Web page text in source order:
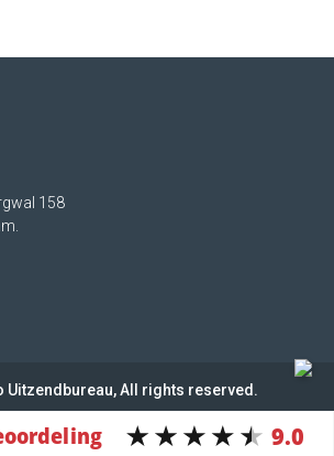
158
Uitzendbureau, All rights reserved.